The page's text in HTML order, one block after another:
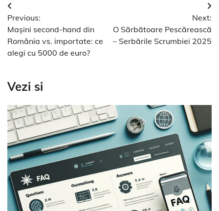
Navigare
în
articole
Previous:
Mașini second-hand din
România vs. importate: ce
alegi cu 5000 de euro?
Next:
O Sărbătoare Pescărească
– Serbările Scrumbiei 2025
Vezi si